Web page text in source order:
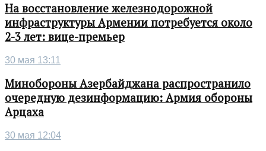
На восстановление железнодорожной
инфраструктуры Армении потребуется около
2-3 лет: вице-премьер
30 мая 13:11
Минобороны Азербайджана распространило
очередную дезинформацию: Армия обороны
Арцаха
30 мая 12:04